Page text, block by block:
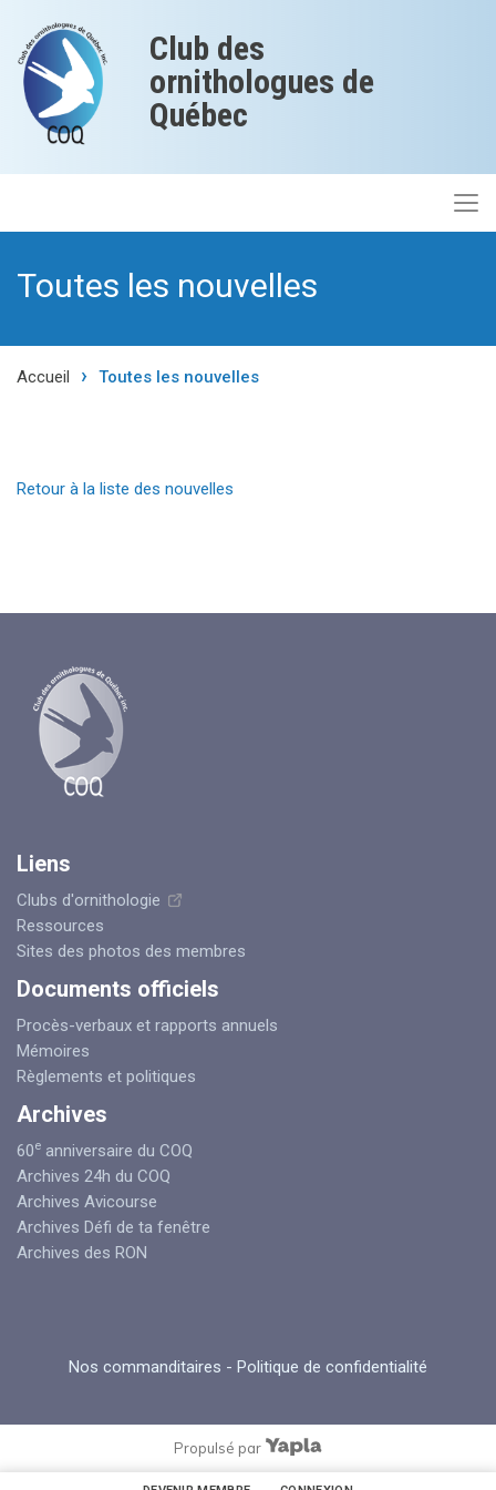
Club des
ornithologues de
Québec
Toutes les nouvelles
Accueil Toutes les nouvelles
Retour à la liste des nouvelles
Liens
Clubs d'ornithologie
Ressources
Sites des photos des membres
Documents officiels
Procès-verbaux et rapports annuels
Mémoires
Règlements et politiques
Archives
60e anniversaire du COQ
Archives 24h du COQ
Archives Avicourse
Archives Défi de ta fenêtre
Archives des RON
Nos commanditaires - Politique de confidentialité
Propulsé par